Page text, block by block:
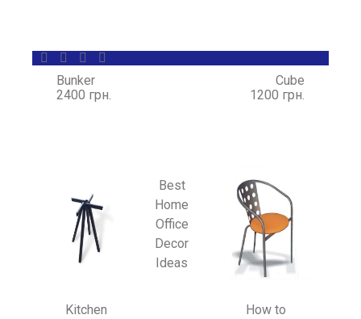
Bunker
2400 грн.
Cube
1200 грн.
Kitchen
Best
Home
Office
Decor
Ideas
How to